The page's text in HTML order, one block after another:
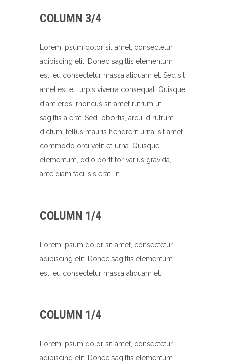
COLUMN 3/4
Lorem ipsum dolor sit amet, consectetur
adipiscing elit. Donec sagittis elementum
est, eu consectetur massa aliquam et. Sed sit
amet est et turpis viverra consequat. Quisque
diam eros, rhoncus sit amet rutrum ut,
sagittis a erat. Sed lobortis, arcu id rutrum
dictum, tellus mauris hendrerit urna, sit amet
commodo orci velit et urna. Quisque
elementum, odio porttitor varius gravida,
ante diam facilisis erat, in
COLUMN 1/4
Lorem ipsum dolor sit amet, consectetur
adipiscing elit. Donec sagittis elementum
est, eu consectetur massa aliquam et.
COLUMN 1/4
Lorem ipsum dolor sit amet, consectetur
adipiscing elit. Donec sagittis elementum